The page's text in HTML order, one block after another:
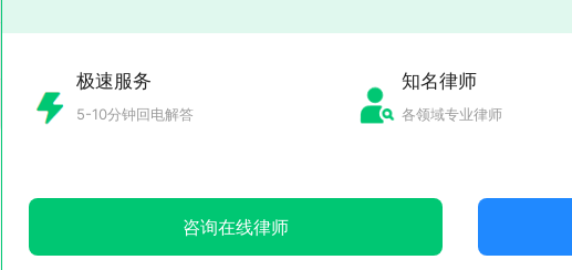
极速服务
5-10分钟回电解答
知名律师
各领域专业律师
咨询在线律师